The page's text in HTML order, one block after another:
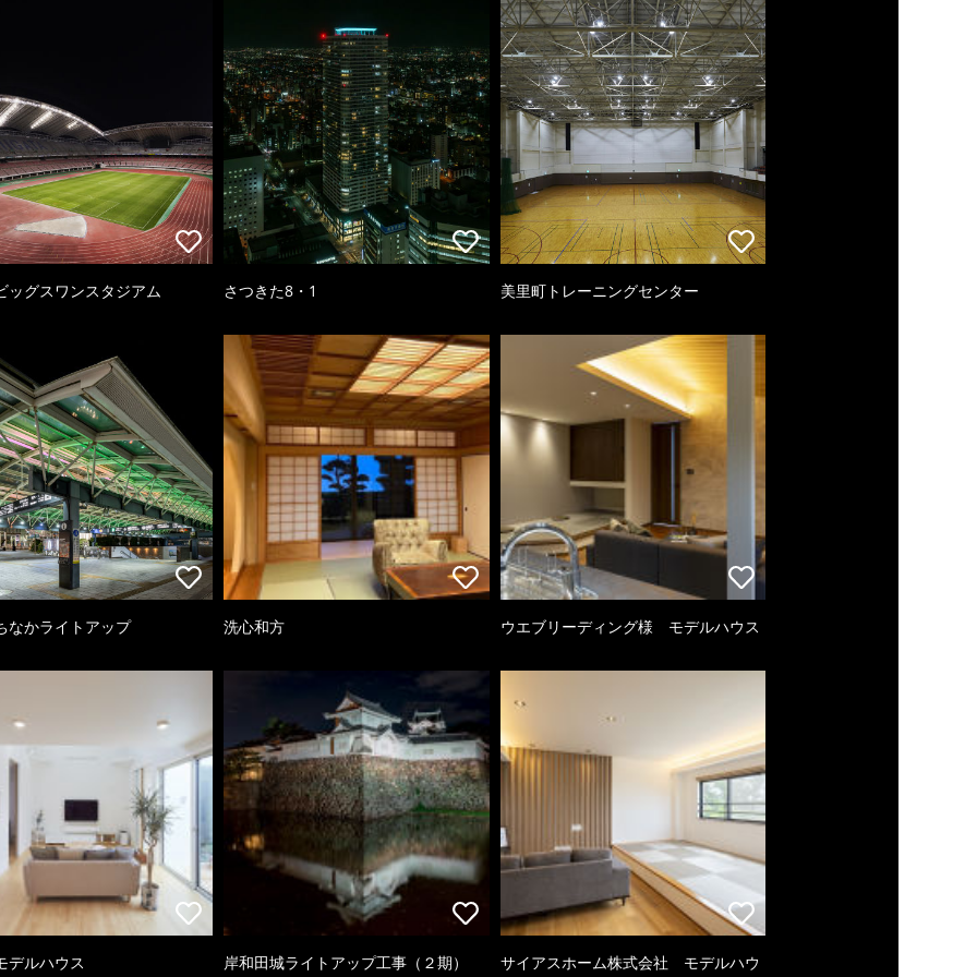
ッグスワンスタジアム さつきた8・1 美里町トレーニングセンター
なかライトアップ 洗心和方 ウエブリーディング様 モデルハウス
デルハウス 岸和田城ライトアップ工事（２期）
サイアスホーム株式会社 モデルハウ